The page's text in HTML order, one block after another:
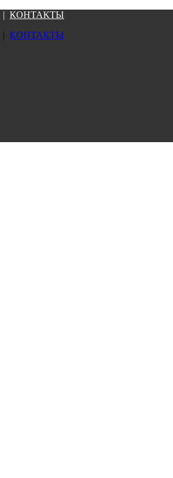
| КОНТАКТЫ
| КОНТАКТЫ